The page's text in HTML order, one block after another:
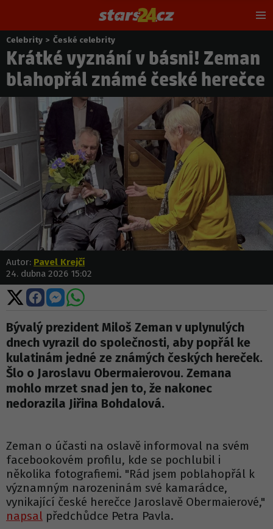
Nacházíte
se
zde:
Celebrity > České celebrity
Krátké vyznání v básni! Zeman
blahopřál známé české herečce
Autor: Pavel Krejčí
24. dubna 2026 15:02
Sdílet
na
X
Sdílet
na
Facebooku
Sdílet
na
Messengeru
Sdílet
WhatsApp
Bývalý prezident Miloš Zeman v uplynulých
dnech vyrazil do společnosti, aby popřál ke
kulatinám jedné ze známých českých hereček.
Šlo o Jaroslavu Obermaierovou. Zemana
mohlo mrzet snad jen to, že nakonec
nedorazila Jiřina Bohdalová.
Zeman o účasti na oslavě informoval na svém
facebookovém profilu, kde se pochlubil i
několika fotografiemi. "Rád jsem poblahopřál k
významným narozeninám své kamarádce,
vynikající české herečce Jaroslavě Obermaierové,"
napsal předchůdce Petra Pavla.